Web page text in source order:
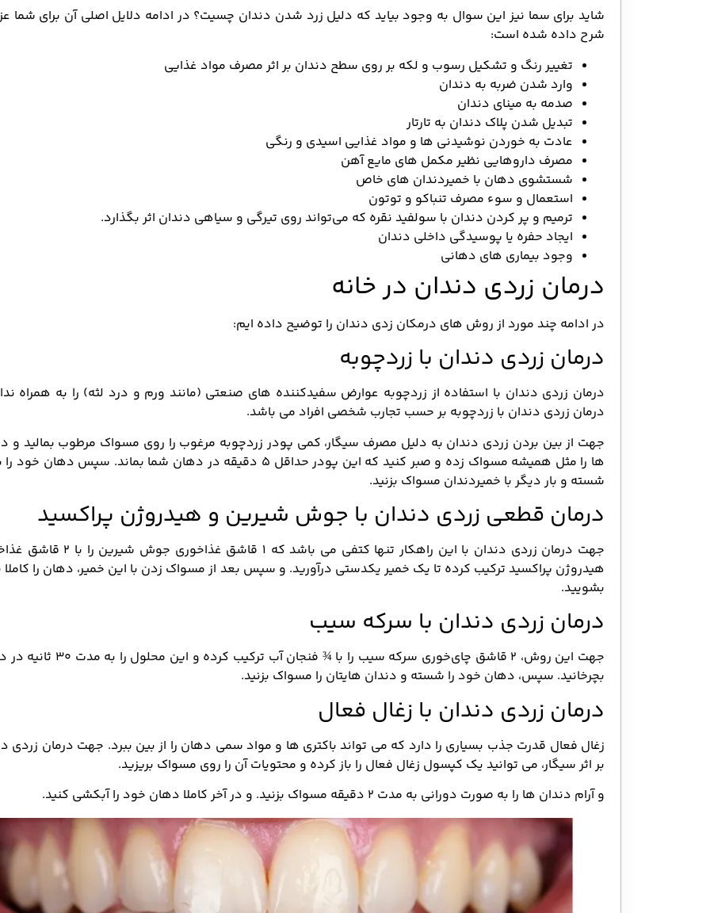
شاید برای سما نیز این سوال به وجود بیاید که دلیل زرد شدن دندان چسیت؟ در ادامه دلایل اصلی آن برای شما
شرح داده شده است:
تغییر رنگ و تشکیل رسوب و لکه بر روی سطح دندان بر اثر مصرف مواد غذایی
وارد شدن ضربه به دندان
صدمه به مینای دندان
تبدیل شدن پلاک دندان به تارتار
عادت به خوردن نوشیدنی ها و مواد غذایی اسیدی و رنگی
مصرف داروهایی نظیر مکمل های مایع آهن
شستشوی دهان با خمیردندان های خاص
استعمال و سوء مصرف تنباکو و توتون
ترمیم و پر کردن دندان با سولفید نقره که می‌تواند روی تیرگی و سیاهی دندان اثر بگذارد.
ایجاد حفره یا پوسیدگی داخلی دندان
وجود بیماری های دهانی
درمان زردی دندان در خانه
در ادامه چند مورد از روش های درمکان زدی دندان را توضیح داده ایم:
درمان زردی دندان با زردچوبه
درمان زردی دندان با استفاده از زردچوبه عوارض سفیدکننده های صنعتی (مانند ورم و درد لثه) را به همراه
درمان زردی دندان با زردچوبه بر حسب تجارب شخصی افراد می باشد.
جهت از بین بردن زردی دندان به دلیل مصرف سیگار، کمی پودر زردچوبه مرغوب را روی مسواک مرطوب بمالید و
ها را مثل همیشه مسواک زده و صبر کنید که این پودر حداقل ۵ دقیقه در دهان شما بماند. سپس دهان
شسته و بار دیگر با خمیردندان مسواک بزنید.
درمان قطعی زردی دندان با جوش شیرین و هیدروژن پراکسید
جهت درمان زردی دندان با این راهکار تنها کتفی می باشد که ۱ قاشق
هیدروژن پراکسید ترکیب کرده تا یک خمیر یکدستی درآورید. و سپس بعد از مسواک زدن با این خمیر، دهان را کاملا
بشویید.
درمان زردی دندان با سرکه سیب
جهت این روش، ۲ قاشق چای‌خوری سرکه سیب را با ¾ فنجان آب ترکیب کرده
بچرخانید. سپس، دهان‌ خود را شسته و دندان هایتان را مسواک بزنید.
درمان زردی دندان با زغال فعال
زغال فعال قدرت جذب بسیاری را دارد که می تواند باکتری ها و مواد سمی دهان را از بین ببرد. جهت درمان زردی
بر اثر سیگار، می توانید یک کپسول زغال فعال را باز کرده و محتویات آن را روی مسواک بریزید.
و آرام دندان ها را به صورت دورانی به مدت ۲ دقیقه مسواک بزنید. و در آخر کاملا دهان خود را آبکشی کنید.